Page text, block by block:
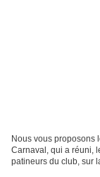
Nous vous proposons
Carnaval, qui a réuni,
patineurs du club, sur